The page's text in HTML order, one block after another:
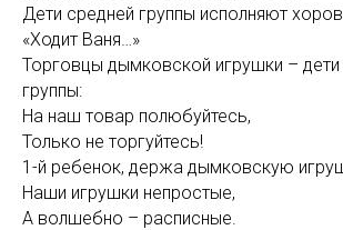
Дети средней группы исполняют
«Ходит Ваня…»
Торговцы дымковской игрушки –
группы:
На наш товар полюбуйтесь,
Только не торгуйтесь!
1-й ребенок, держа дымковскую
Наши игрушки непростые,
А волшебно – расписные.